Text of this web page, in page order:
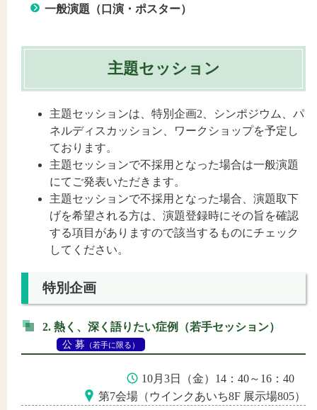
一般演題（口演・ポスター）
主題セッション
主題セッションは、特別企画2、シンポジウム、パ
ネルディスカッション、ワークショップを予定し
ております。
主題セッションで不採用となった場合は一般演題
にてご発表いただきます。
主題セッションで不採用となった場合、演題取下
げを希望される方は、演題登録時にその旨を確認
する項目がありますので該当するものにチェック
してください。
特別企画
2. 熱く、深く語りたい症例（若手セッション）
公 募 （若手に限る）
10月3日（金）14：40～16：40
第7会場（ウインクあいち8F 展示場805）